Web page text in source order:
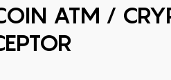
ATM /